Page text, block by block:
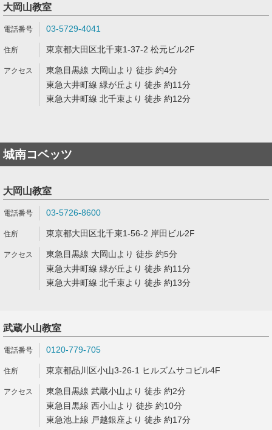
大岡山教室
03-5729-4041
東京都大田区北千束1-37-2 松元ビル2F
東急目黒線 大岡山より 徒歩 約4分
東急大井町線 緑が丘より 徒歩 約11分
東急大井町線 北千束より 徒歩 約12分
城南コベッツ
大岡山教室
03-5726-8600
東京都大田区北千束1-56-2 岸田ビル2F
東急目黒線 大岡山より 徒歩 約5分
東急大井町線 緑が丘より 徒歩 約11分
東急大井町線 北千束より 徒歩 約13分
武蔵小山教室
0120-779-705
東京都品川区小山3-26-1 ヒルズムサコビル4F
東急目黒線 武蔵小山より 徒歩 約2分
東急目黒線 西小山より 徒歩 約10分
東急池上線 戸越銀座より 徒歩 約17分